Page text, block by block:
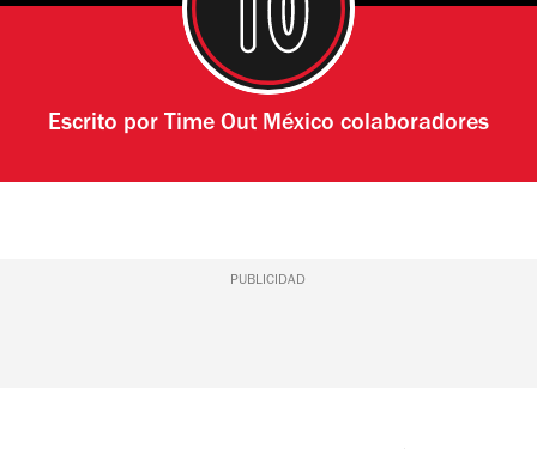
Escrito por Time Out México colaboradores
PUBLICIDAD